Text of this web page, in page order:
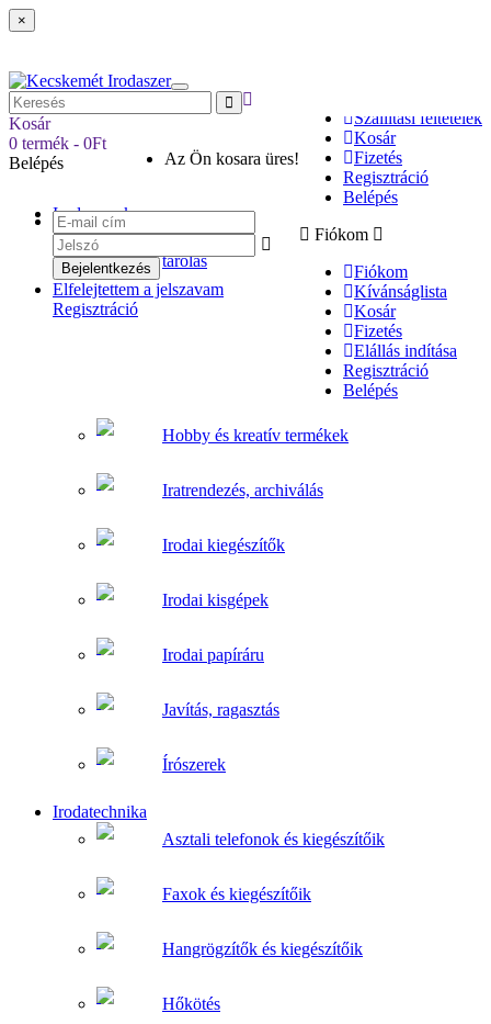
×
Szállítási feltételek
Kosár
Fizetés
Regisztráció
Belépés
Fiókom
Fiókom
Kívánságlista
Kosár
Fizetés
Elállás indítása
Regisztráció
Belépés
Kosár
0 termék - 0Ft
Az Ön kosara üres!
Belépés
Elfelejtettem a jelszavam
Regisztráció
Irodaszerek
Csomagolás,
tárolás
Hobby és kreatív termékek
Iratrendezés, archiválás
Irodai kiegészítők
Irodai kisgépek
Irodai papíráru
Javítás, ragasztás
Írószerek
Irodatechnika
Asztali telefonok és kiegészítőik
Faxok és kiegészítőik
Hangrögzítők és kiegészítőik
Hőkötés